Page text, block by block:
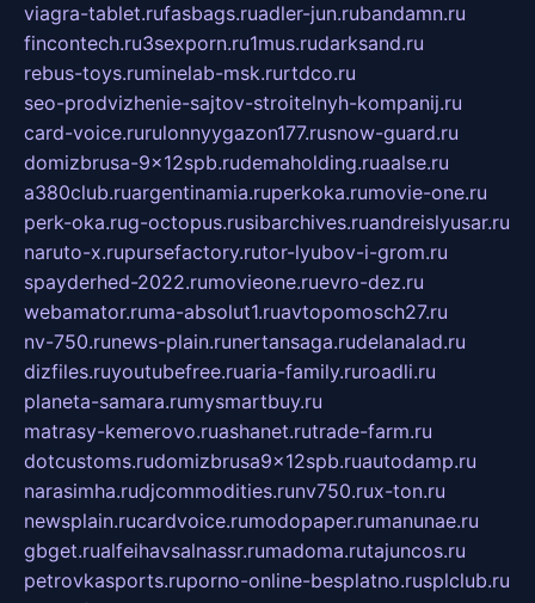
viagra-tablet.rufasbags.ruadler-jun.rubandamn.ru
fincontech.ru3sexporn.ru1mus.rudarksand.ru
rebus-toys.ruminelab-msk.rurtdco.ru
seo-prodvizhenie-sajtov-stroitelnyh-kompanij.ru
card-voice.rurulonnyygazon177.rusnow-guard.ru
domizbrusa-9x12spb.rudemaholding.ruaalse.ru
a380club.ruargentinamia.ruperkoka.rumovie-one.ru
perk-oka.rug-octopus.rusibarchives.ruandreislyusar.ru
naruto-x.rupursefactory.rutor-lyubov-i-grom.ru
spayderhed-2022.rumovieone.ruevro-dez.ru
webamator.ruma-absolut1.ruavtopomosch27.ru
nv-750.runews-plain.runertansaga.rudelanalad.ru
dizfiles.ruyoutubefree.ruaria-family.ruroadli.ru
planeta-samara.rumysmartbuy.ru
matrasy-kemerovo.ruashanet.rutrade-farm.ru
dotcustoms.rudomizbrusa9x12spb.ruautodamp.ru
narasimha.rudjcommodities.runv750.rux-ton.ru
newsplain.rucardvoice.rumodopaper.rumanunae.ru
gbget.rualfeihavsalnassr.rumadoma.rutajuncos.ru
petrovkasports.ruporno-online-besplatno.rusplclub.ru